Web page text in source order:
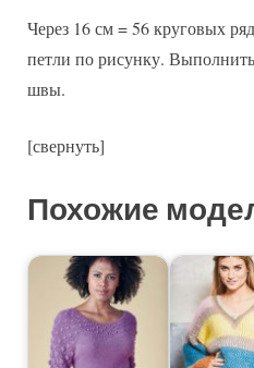
Через 16 см = 56 круговых
петли по рисунку.
швы.
[свернуть]
Похожие